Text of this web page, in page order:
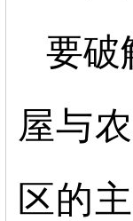
要破
屋与
区的